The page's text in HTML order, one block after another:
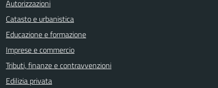
Autorizzazioni
Catasto e urbanistica
Educazione e formazione
Imprese e commercio
Tributi, finanze e contravvenzioni
Edilizia privata